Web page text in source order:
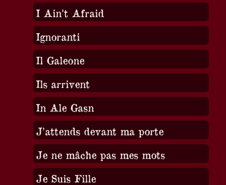
I Ain’t Afraid
Ignoranti
Il Galeone
Ils arrivent
In Ale Gasn
J’attends devant ma porte
Je ne mâche pas mes mots
Je Suis Fille